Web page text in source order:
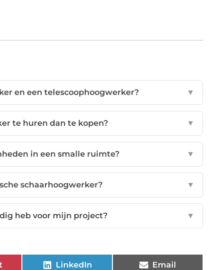
en een telescoophoogwerker? ▼
te huren dan te kopen? ▼
in een smalle ruimte? ▼
schaarhoogwerker? ▼
heb voor mijn project? ▼
LinkedIn Email